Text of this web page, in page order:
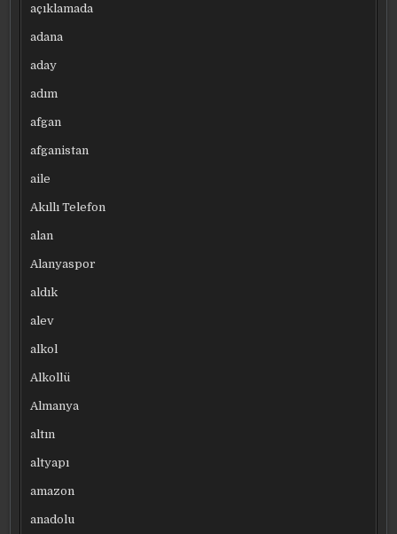
açıklamada
adana
aday
adım
afgan
afganistan
aile
Akıllı Telefon
alan
Alanyaspor
aldık
alev
alkol
Alkollü
Almanya
altın
altyapı
amazon
anadolu